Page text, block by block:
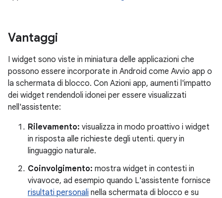
Vantaggi
I widget sono viste in miniatura delle applicazioni che
possono essere incorporate in Android come Avvio app o
la schermata di blocco. Con Azioni app, aumenti l'impatto
dei widget rendendoli idonei per essere visualizzati
nell'assistente:
Rilevamento: visualizza in modo proattivo i widget
in risposta alle richieste degli utenti. query in
linguaggio naturale.
Coinvolgimento: mostra widget in contesti in
vivavoce, ad esempio quando L'assistente fornisce
risultati personali nella schermata di blocco e su